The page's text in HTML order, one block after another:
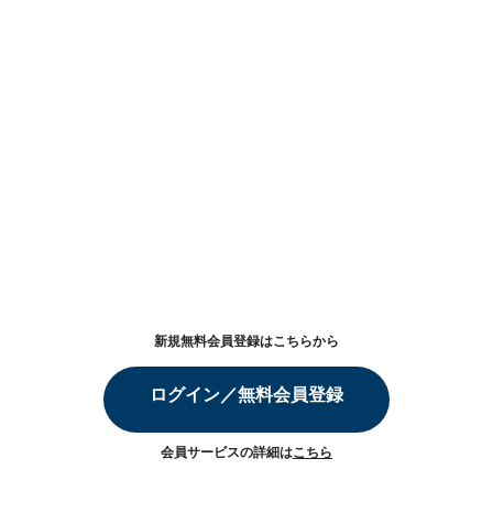
新規無料会員登録はこちらから
ログイン／無料会員登録
会員サービスの詳細はこちら